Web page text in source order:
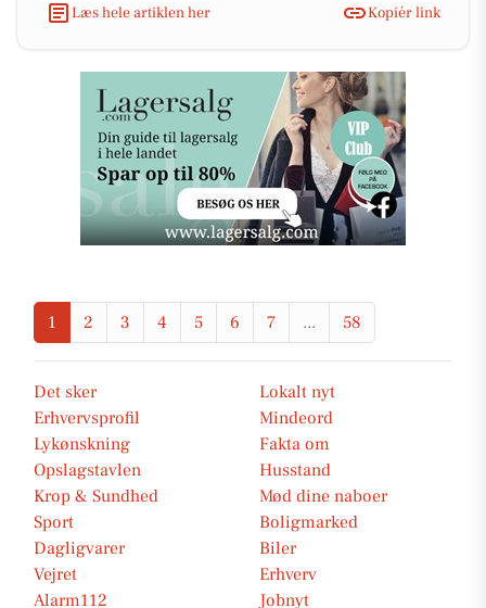
Læs hele artiklen her Kopiér link
1 2 3 4 5 6 7 ... 58
Det sker
Lokalt nyt
Erhvervsprofil
Mindeord
Lykønskning
Fakta om
Opslagstavlen
Husstand
Krop & Sundhed
Mød dine naboer
Sport
Boligmarked
Dagligvarer
Biler
Vejret
Erhverv
Alarm112
Jobnyt